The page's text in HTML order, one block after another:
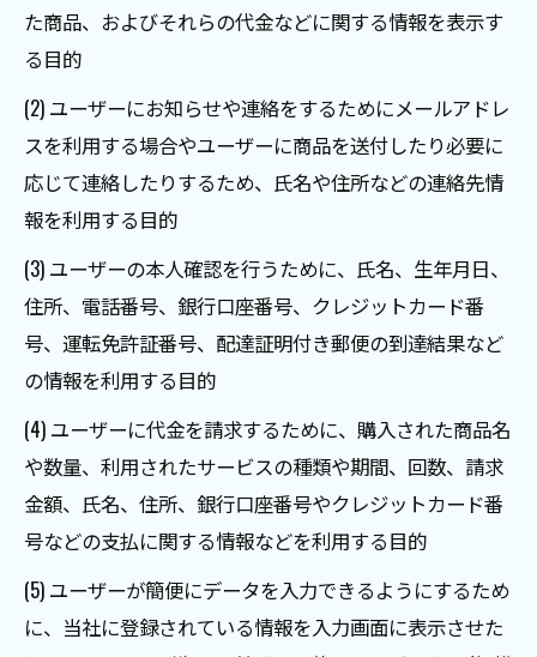
た商品、およびそれらの代金などに関する情報を表示す
る目的
(2) ユーザーにお知らせや連絡をするためにメールアドレ
スを利用する場合やユーザーに商品を送付したり必要に
応じて連絡したりするため、氏名や住所などの連絡先情
報を利用する目的
(3) ユーザーの本人確認を行うために、氏名、生年月日、
住所、電話番号、銀行口座番号、クレジットカード番
号、運転免許証番号、配達証明付き郵便の到達結果など
の情報を利用する目的
(4) ユーザーに代金を請求するために、購入された商品名
や数量、利用されたサービスの種類や期間、回数、請求
金額、氏名、住所、銀行口座番号やクレジットカード番
号などの支払に関する情報などを利用する目的
(5) ユーザーが簡便にデータを入力できるようにするため
に、当社に登録されている情報を入力画面に表示させた